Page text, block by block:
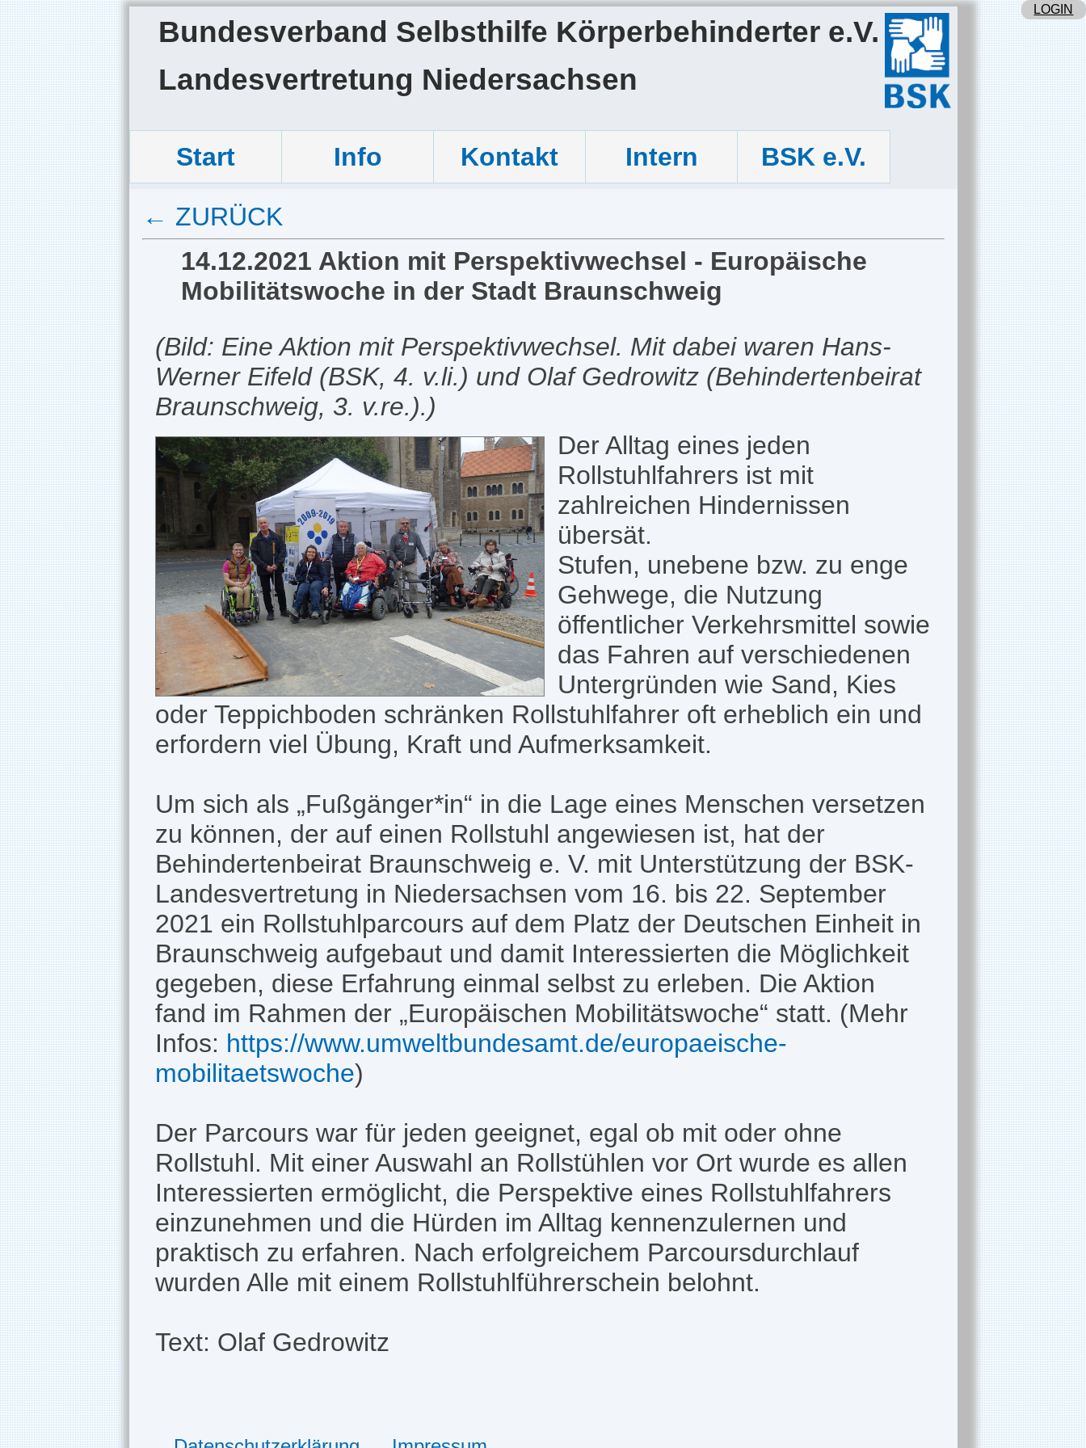
LOGIN
Bundesverband Selbsthilfe Körperbehinderter e.V.
Landesvertretung Niedersachsen
Start Info Kontakt Intern BSK e.V.
← ZURÜCK
14.12.2021 Aktion mit Perspektivwechsel - Europäische
Mobilitätswoche in der Stadt Braunschweig
(Bild: Eine Aktion mit Perspektivwechsel. Mit dabei waren Hans-
Werner Eifeld (BSK, 4. v.li.) und Olaf Gedrowitz (Behindertenbeirat
Braunschweig, 3. v.re.).)
Der Alltag eines jeden
Rollstuhlfahrers ist mit
zahlreichen Hindernissen
übersät.
Stufen, unebene bzw. zu enge
Gehwege, die Nutzung
öffentlicher Verkehrsmittel sowie
das Fahren auf verschiedenen
Untergründen wie Sand, Kies
oder Teppichboden schränken Rollstuhlfahrer oft erheblich ein und
erfordern viel Übung, Kraft und Aufmerksamkeit.
Um sich als „Fußgänger*in“ in die Lage eines Menschen versetzen
zu können, der auf einen Rollstuhl angewiesen ist, hat der
Behindertenbeirat Braunschweig e. V. mit Unterstützung der BSK-
Landesvertretung in Niedersachsen vom 16. bis 22. September
2021 ein Rollstuhlparcours auf dem Platz der Deutschen Einheit in
Braunschweig aufgebaut und damit Interessierten die Möglichkeit
gegeben, diese Erfahrung einmal selbst zu erleben. Die Aktion
fand im Rahmen der „Europäischen Mobilitätswoche“ statt. (Mehr
Infos: https://www.umweltbundesamt.de/europaeische-
mobilitaetswoche)
Der Parcours war für jeden geeignet, egal ob mit oder ohne
Rollstuhl. Mit einer Auswahl an Rollstühlen vor Ort wurde es allen
Interessierten ermöglicht, die Perspektive eines Rollstuhlfahrers
einzunehmen und die Hürden im Alltag kennenzulernen und
praktisch zu erfahren. Nach erfolgreichem Parcoursdurchlauf
wurden Alle mit einem Rollstuhlführerschein belohnt.
Text: Olaf Gedrowitz